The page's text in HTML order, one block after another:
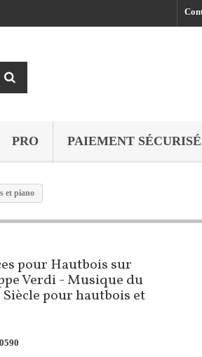
PRO PAIEMENT SÉCURISÉ
et piano
pour Hautbois sur
Verdi - Musique du
Siècle pour hautbois et